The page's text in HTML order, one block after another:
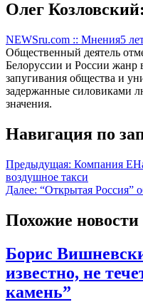
Олег
NEWSru.com :: Мнения5
Общественный деятель
Белоруссии и России жанр
запугивания общества и
задержанные силовиками
значения.
Навигация по
Предыдущая: Компания
воздушное такси
Далее: “Открытая Россия”
Похожие новости
Борис
известно, не
камень”